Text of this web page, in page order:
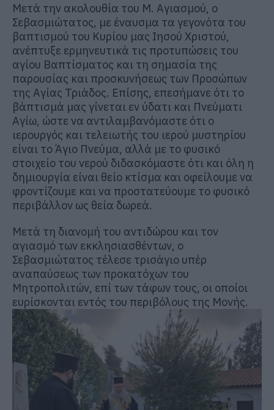
Μετά την ακολουθία του Μ. Αγιασμού, ο
Σεβασμιώτατος, με έναυσμα τα γεγονότα του
βαπτισμού του Κυρίου μας Ιησού Χριστού,
ανέπτυξε ερμηνευτικά τις προτυπώσεις του
αγίου Βαπτίσματος και τη σημασία της
παρουσίας και προσκυνήσεως των Προσώπων
της Αγίας Τριάδος. Επίσης, επεσήμανε ότι το
βάπτισμά μας γίνεται εν ύδατι και Πνεύματι
Αγίω, ώστε να αντιλαμβανόμαστε ότι ο
ιερουργός και τελειωτής του ιερού μυστηρίου
είναι το Άγιο Πνεύμα, αλλά με το φυσικό
στοιχείο του νερού διδασκόμαστε ότι και όλη η
δημιουργία είναι θείο κτίσμα και οφείλουμε να
φροντίζουμε και να προστατεύουμε το φυσικό
περιβάλλον ως θεία δωρεά.
Μετά τη διανομή του αντιδώρου και τον
αγιασμό των εκκλησιασθέντων, ο
Σεβασμιώτατος τέλεσε τρισάγιο υπέρ
αναπαύσεως των προκατόχων του
Μητροπολιτών, επί των τάφων τους, οι οποίοι
ευρίσκονται εντός του περιβόλους της Μονής.